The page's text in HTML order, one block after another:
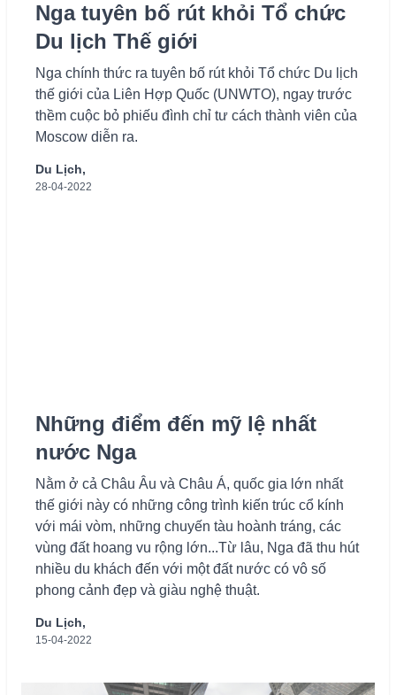
Nga tuyên bố rút khỏi Tổ chức
Du lịch Thế giới
Nga chính thức ra tuyên bố rút khỏi Tổ chức Du lịch
thế giới của Liên Hợp Quốc (UNWTO), ngay trước
thềm cuộc bỏ phiếu đình chỉ tư cách thành viên của
Moscow diễn ra.
Du Lịch,
28-04-2022
Những điểm đến mỹ lệ nhất
nước Nga
Nằm ở cả Châu Âu và Châu Á, quốc gia lớn nhất
thế giới này có những công trình kiến ​​trúc cổ kính
với mái vòm, những chuyến tàu hoành tráng, các
vùng đất hoang vu rộng lớn...Từ lâu, Nga đã thu hút
nhiều du khách đến với một đất nước có vô số
phong cảnh đẹp và giàu nghệ thuật.
Du Lịch,
15-04-2022